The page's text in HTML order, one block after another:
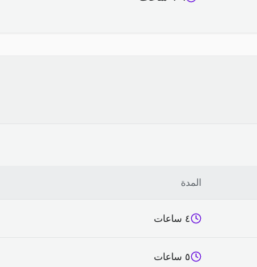
المدة
٤ ساعات
٥ ساعات